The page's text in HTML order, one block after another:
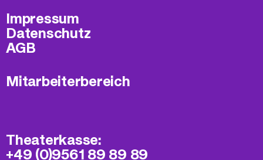
Impressum
Datenschutz
AGB
Mitarbeiterbereich
Theaterkasse:
+49 (0)9561 89 89 89